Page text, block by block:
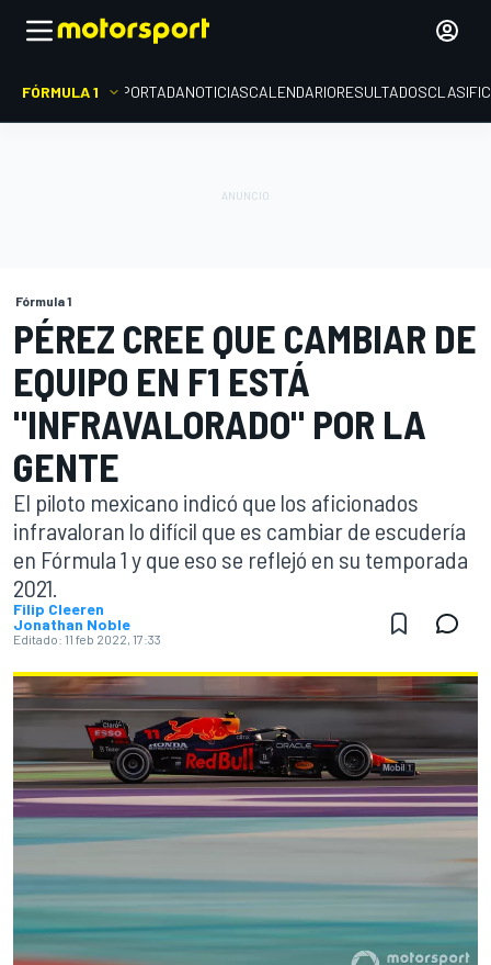
FÓRMULA 1 PORTADANOTICIASCALENDARIORESULTADOS
Fórmula 1
PÉREZ CREE QUE CAMBIAR DE
EQUIPO EN F1 ESTÁ
"INFRAVALORADO" POR LA
GENTE
El piloto mexicano indicó que los aficionados
infravaloran lo difícil que es cambiar de escudería
en Fórmula 1 y que eso se reflejó en su temporada
2021.
Filip Cleeren
Jonathan Noble
Editado: 11 feb 2022, 17:33